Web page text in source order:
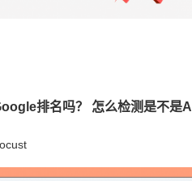
排名吗？ 怎么检测是不是AI